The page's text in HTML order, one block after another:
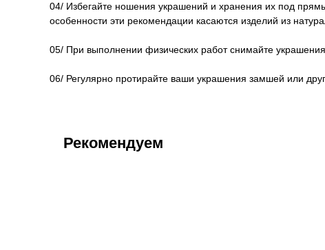
04/ Избегайте ношения украшений и хранения их под
особенности эти рекомендации касаются изделий из
05/ При выполнении физических работ снимайте
06/ Регулярно протирайте ваши украшения замшей или
Рекомендуем